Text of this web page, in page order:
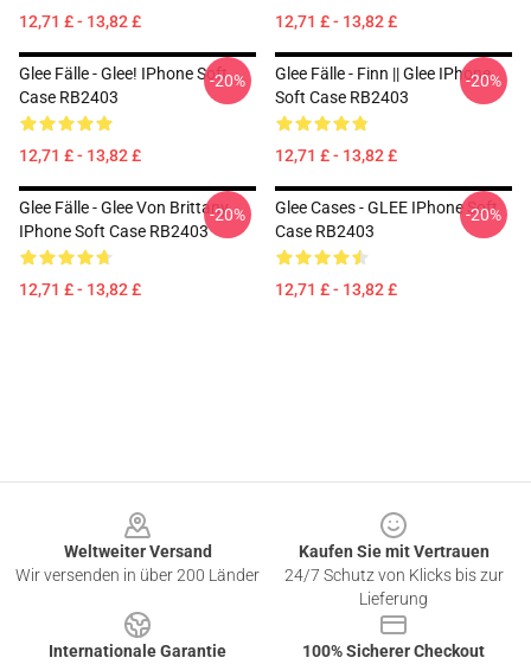
12,71 £ - 13,82 £ 12,71 £ - 13,82 £
Glee Fälle - Glee! IPhone Soft
Case RB2403
12,71 £ - 13,82 £
-20%
Glee Fälle - Finn || Glee IPhone
Soft Case RB2403
12,71 £ - 13,82 £
-20%
Glee Fälle - Glee Von Brittany
IPhone Soft Case RB2403
12,71 £ - 13,82 £
-20%
Glee Cases - GLEE IPhone Soft
Case RB2403
12,71 £ - 13,82 £
-20%
Weltweiter Versand
Wir versenden in über 200 Länder
Kaufen Sie mit Vertrauen
24/7 Schutz von Klicks bis zur
Lieferung
Internationale Garantie
100% Sicherer Checkout